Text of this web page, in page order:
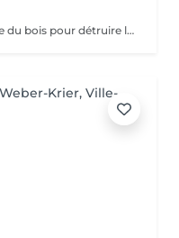
La Maderotherapie:l action massante du bois pour détruire la cellulite. *Active la circulation sanguine et lymphatique *Réduit les tensions musculaires. *Raffermie et tonifie la peau.